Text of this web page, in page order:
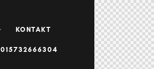
KONTAKT
015732666304